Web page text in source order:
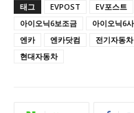
태그 EVPOST EV포스트
아이오닉6보조금
아이오닉6
엔카
엔카닷컴 전기자동차
현대자동차